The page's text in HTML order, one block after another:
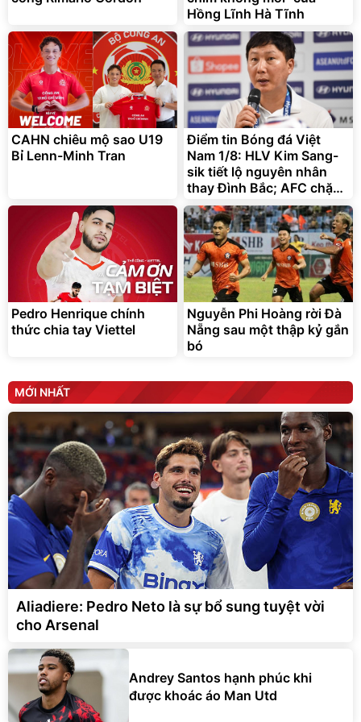
G-FORCE VIETNA
Hồng Lĩnh Hà Tĩnh
CAHN chiêu mộ sao U19
Bỉ Lenn-Minh Tran
Điểm tin Bóng đá Việt
Nam 1/8: HLV Kim Sang-
sik tiết lộ nguyên nhân
thay Đình Bắc; AFC chặn
kế hoạch 20 tỷ USD của
chủ tịch FIFA
Pedro Henrique chính
thức chia tay Viettel
Nguyễn Phi Hoàng rời Đà
Nẵng sau một thập kỷ gắn
bó
MỚI NHẤT
Aliadiere: Pedro Neto là sự bổ sung tuyệt vời
cho Arsenal
Andrey Santos hạnh phúc khi
được khoác áo Man Utd